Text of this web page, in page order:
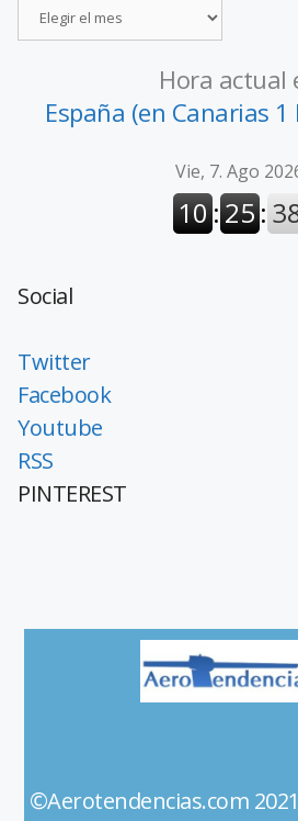
Hora actual
España (en Canarias
Social
Twitter
Facebook
Youtube
RSS
PINTEREST